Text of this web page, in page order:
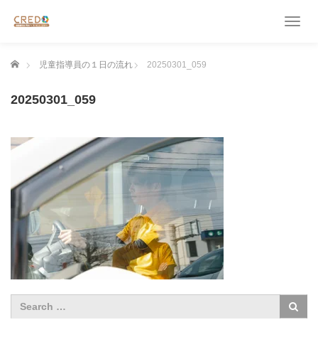
T
ホーム 児童指導員の１日の流れ 20250301_059
20250301_059